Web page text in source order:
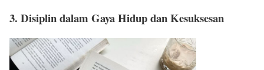
3. Disiplin dalam Gaya Hidup dan Kesuksesan